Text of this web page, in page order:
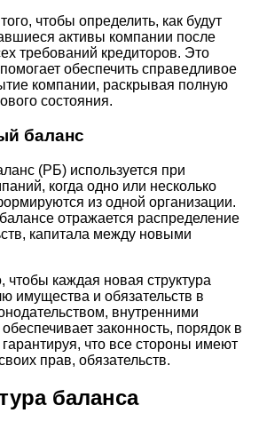
чтобы определить, как будут
активы компании после
требований кредиторов. Это
обеспечить справедливое
компании, раскрывая полную
состояния.
баланс
(РБ) используется при
когда одно или несколько
из одной организации.
отражается распределение
капитала между новыми
чтобы каждая новая структура
имущества и обязательств в
внутренними
законность, порядок в
что все стороны имеют
прав, обязательств.
баланса